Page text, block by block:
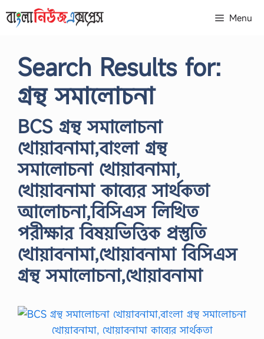
to
Menu
Search Results for:
গ্রন্থ সমালোচনা
BCS গ্রন্থ সমালোচনা
খোয়াবনামা,বাংলা গ্রন্থ
সমালোচনা খোয়াবনামা,
খোয়াবনামা কাব্যের সার্থকতা
আলোচনা,বিসিএস লিখিত
পরীক্ষার বিষয়ভিত্তিক প্রস্তুতি
খোয়াবনামা,খোয়াবনামা বিসিএস
গ্রন্থ সমালোচনা,খোয়াবনামা